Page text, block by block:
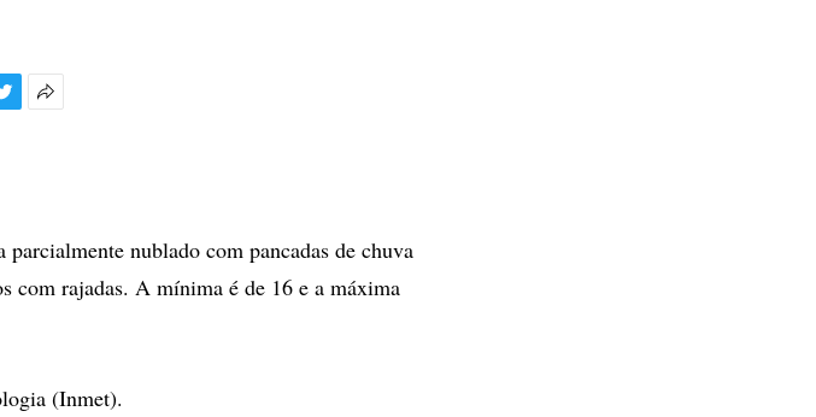
nublado com pancadas de chuva
com rajadas. A mínima é de 16 e a máxima
(Inmet).